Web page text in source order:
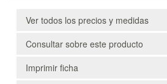
Ver todos los precios y medidas
Consultar sobre este producto
Imprimir ficha